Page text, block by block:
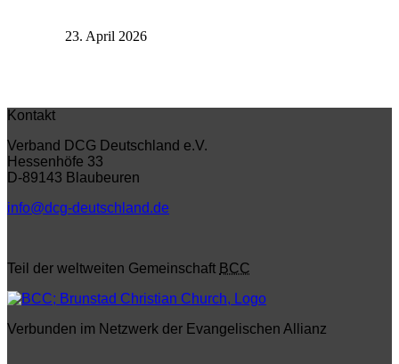
23. April 2026
Kontakt
Verband DCG Deutschland e.V.
Hessenhöfe 33
D-89143 Blaubeuren
info@dcg-deutschland.de
Teil der weltweiten Gemeinschaft BCC
Verbunden im Netzwerk der Evangelischen Allianz